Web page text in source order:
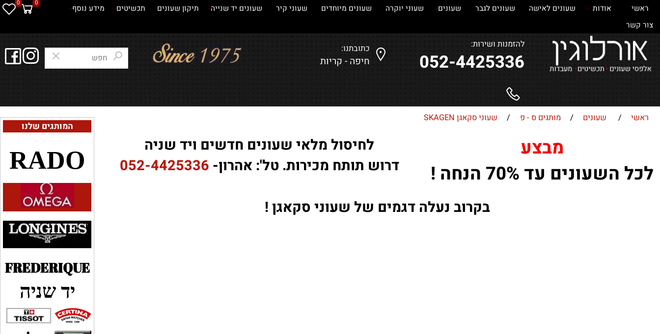
להזמנות ושירות:
052-4425336
כתובתנו:
חיפה - קריות
0 0
אודות שעונים לאישה שעונים לגבר שעונים שעוני יוקרה שעונים מיוחדים שעוני קיר שעונים יד שנייה תיקון שעונים תכשיטים מידע נוסף
/ שעונים / מותגים ס - פ / שעוני סקאגן SKAGEN
מבצע
עד 70% הנחה !
לחיסול מלאי שעונים חדשים ויד שניה
דרוש תותח מכירות. טל': אהרון-052-4425336
בקרוב נעלה דגמים של שעוני סקאגן !
המותגים שלנו
RADO
FREDERIQUE
יד שניה